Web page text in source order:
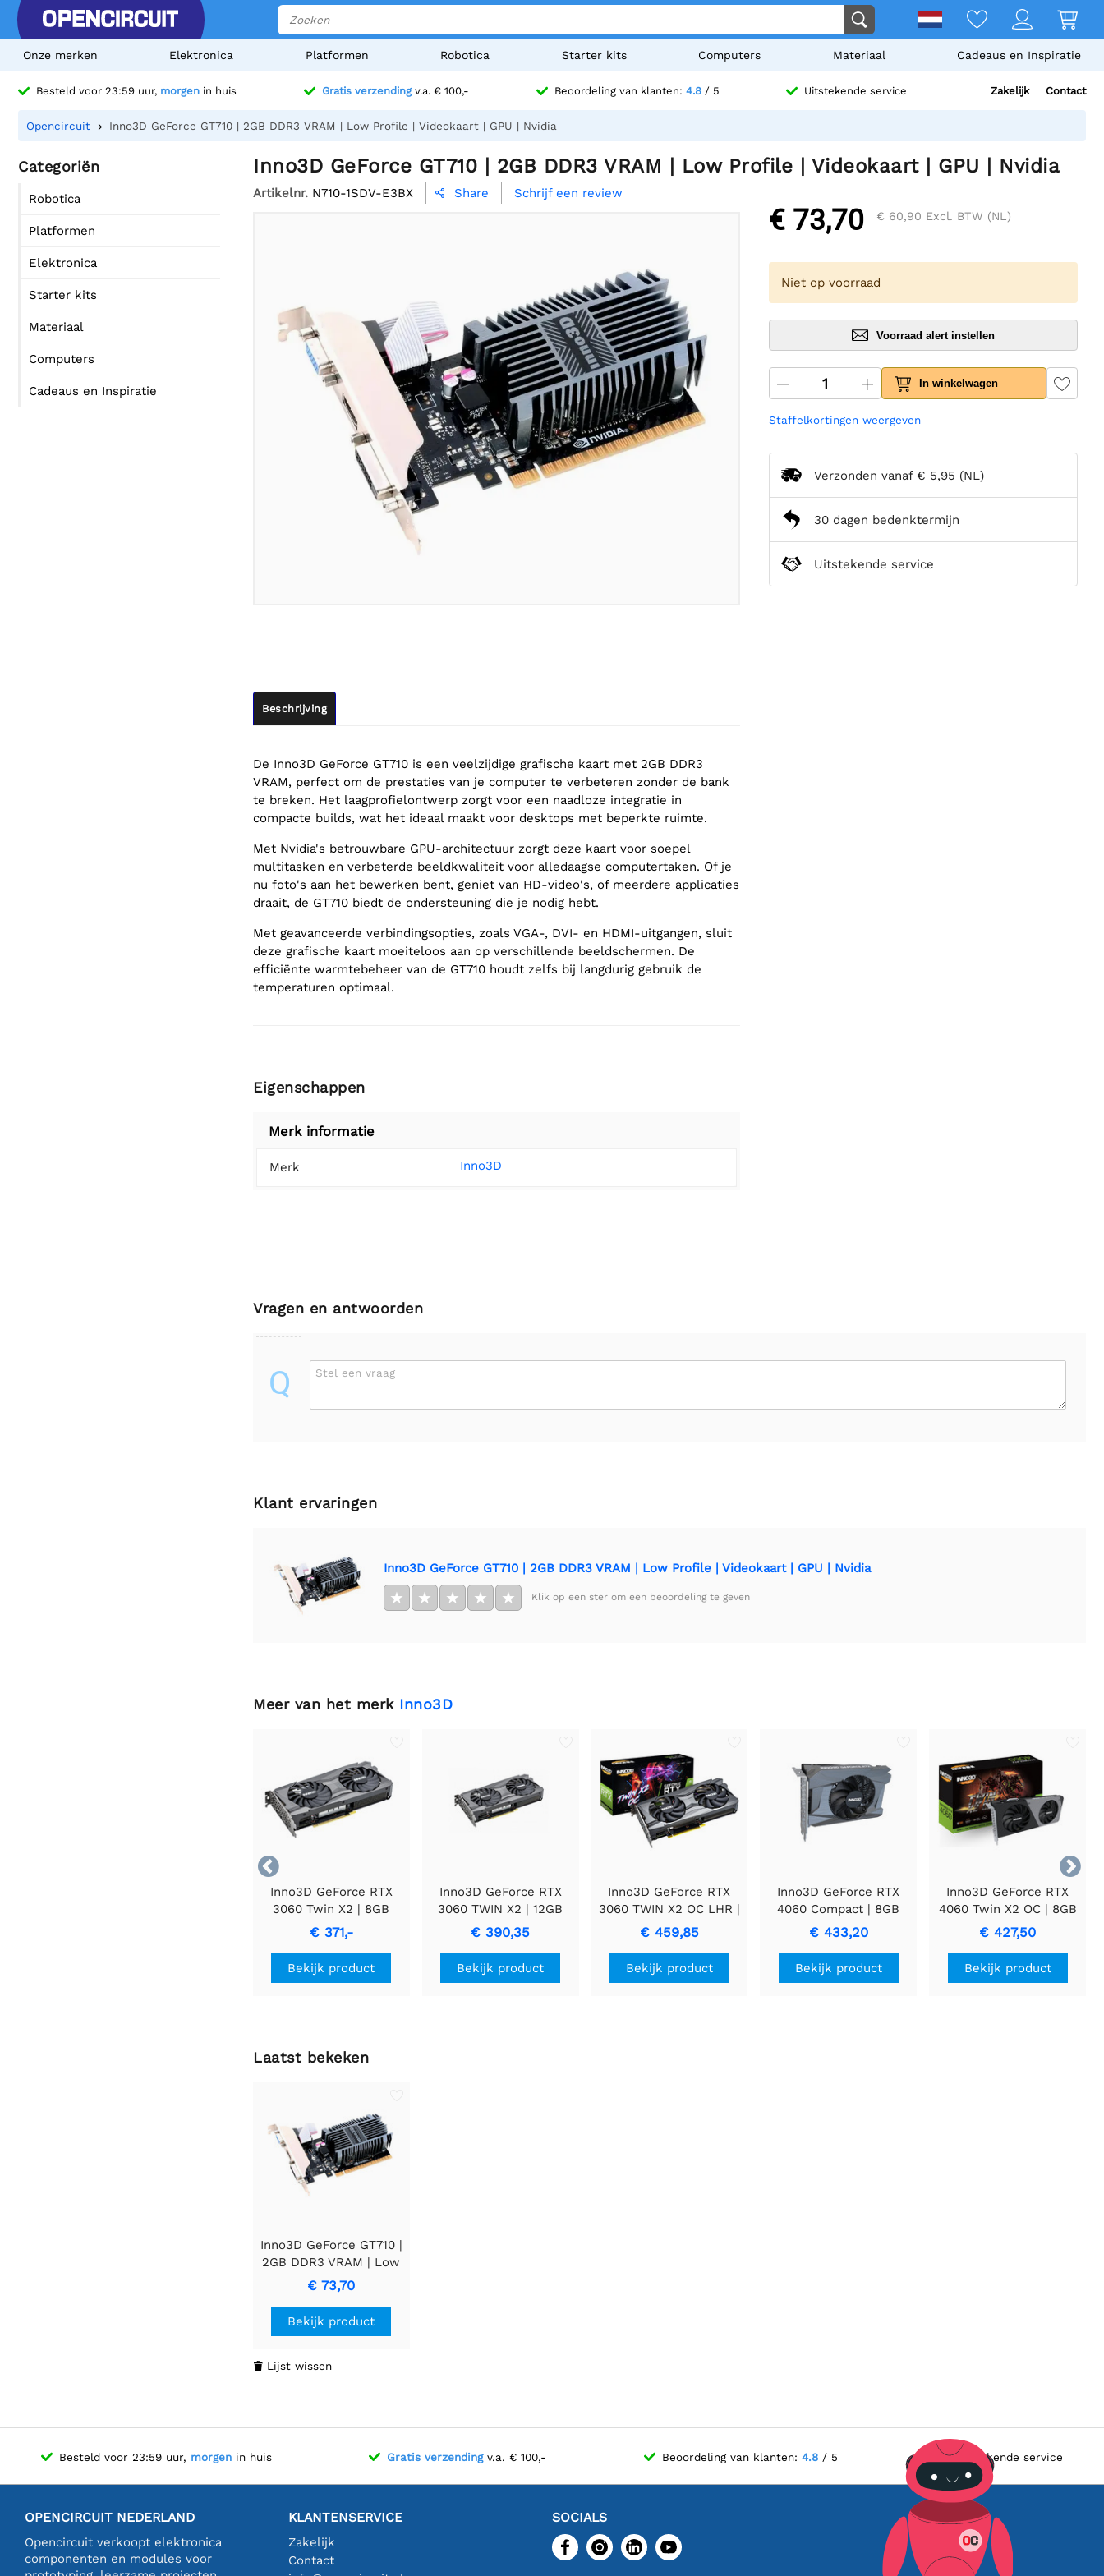
Onze merken Elektronica Platformen Robotica Starter kits Computers Materiaal Cadeaus en Inspiratie
Besteld voor 23:59 uur, morgen in huis Gratis verzendingv.a. € 100,- Beoordeling van klanten: 4.8/ 5 Uitstekende service Zakelijk Contact
Opencircuit Inno3D GeForce GT710 | 2GB DDR3 VRAM | Low Profile | Videokaart | GPU | Nvidia
Categoriën
Robotica
Platformen
Elektronica
Starter kits
Materiaal
Computers
Cadeaus en Inspiratie
Inno3D GeForce GT710 | 2GB DDR3 VRAM | Low Profile | Videokaart | GPU | Nvidia
Artikelnr. N710-1SDV-E3BX  Share Schrijf een review
Beschrijving
De Inno3D GeForce GT710 is een veelzijdige grafische kaart met 2GB DDR3
VRAM, perfect om de prestaties van je computer te verbeteren zonder de bank
te breken. Het laagprofielontwerp zorgt voor een naadloze integratie in
compacte builds, wat het ideaal maakt voor desktops met beperkte ruimte.
Met Nvidia's betrouwbare GPU-architectuur zorgt deze kaart voor soepel
multitasken en verbeterde beeldkwaliteit voor alledaagse computertaken. Of je
nu foto's aan het bewerken bent, geniet van HD-video's, of meerdere applicaties
draait, de GT710 biedt de ondersteuning die je nodig hebt.
Met geavanceerde verbindingsopties, zoals VGA-, DVI- en HDMI-uitgangen, sluit
deze grafische kaart moeiteloos aan op verschillende beeldschermen. De
efficiënte warmtebeheer van de GT710 houdt zelfs bij langdurig gebruik de
temperaturen optimaal.
Eigenschappen
Merk informatie
Merk Inno3D
€ 73,70 € 60,90 Excl. BTW (NL)
Niet op voorraad
Voorraad alert instellen
In winkelwagen
Staffelkortingen weergeven
Verzonden vanaf € 5,95 (NL)
30 dagen bedenktermijn
Uitstekende service
Vragen en antwoorden
Q Stel een vraag
Klant ervaringen
Inno3D GeForce GT710 | 2GB DDR3 VRAM | Low Profile | Videokaart | GPU | Nvidia
★ ★ ★ ★ ★ Klik op een ster om een beoordeling te geven
Meer van het merk Inno3D


Inno3D GeForce RTX
3060 Twin X2 | 8GB
GDDR6 VRAM |
Videokaart | GPU |
Nvidia
€ 371,-
Bekijk product
Inno3D GeForce RTX
3060 TWIN X2 | 12GB
GDDR6 VRAM |
Videokaart | GPU |
Nvidia
€ 390,35
Bekijk product
Inno3D GeForce RTX
3060 TWIN X2 OC LHR |
12GB GDDR6 VRAM |
Videokaart | GPU |
Nvidia
€ 459,85
Bekijk product
Inno3D GeForce RTX
4060 Compact | 8GB
GDDR6 VRAM |
Videokaart | GPU |
Nvidia
€ 433,20
Bekijk product
Inno3D GeForce RTX
4060 Twin X2 OC | 8GB
GDDR6 VRAM |
Videokaart | GPU |
Nvidia
€ 427,50
Bekijk product
Laatst bekeken
Inno3D GeForce GT710 |
2GB DDR3 VRAM | Low
Profile | Videokaart |
GPU | Nvidia
€ 73,70
Bekijk product
 Lijst wissen
Besteld voor 23:59 uur, morgen in huis Gratis verzendingv.a. € 100,- Beoordeling van klanten: 4.8/ 5 Uitstekende service
OPENCIRCUIT NEDERLAND
Opencircuit verkoopt elektronica
componenten en modules voor
KLANTENSERVICE
Zakelijk
Contact
SOCIALS